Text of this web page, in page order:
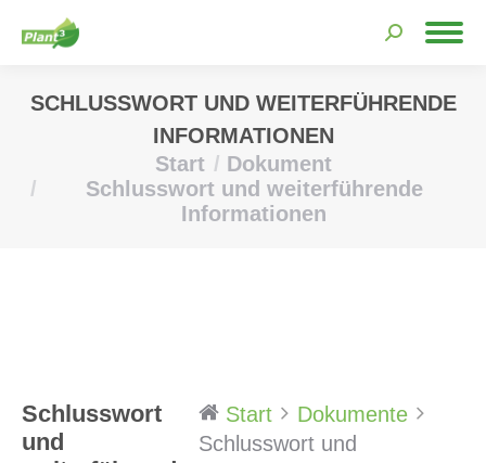
Search:
SCHLUSSWORT UND WEITERFÜHRENDE
INFORMATIONEN
Sie befinden sich hier:
Start
Dokument
Schlusswort und weiterführende
Informationen
Schlusswort
und
Start
Dokumente
Schlusswort und